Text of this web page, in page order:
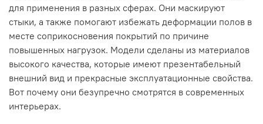
для применения в разных сферах. Они маскируют
стыки, а также помогают избежать деформации полов в
месте соприкосновения покрытий по причине
повышенных нагрузок. Модели сделаны из материалов
высокого качества, которые имеют презентабельный
внешний вид и прекрасные эксплуатационные свойства.
Вот почему они безупречно смотрятся в современных
интерьерах.